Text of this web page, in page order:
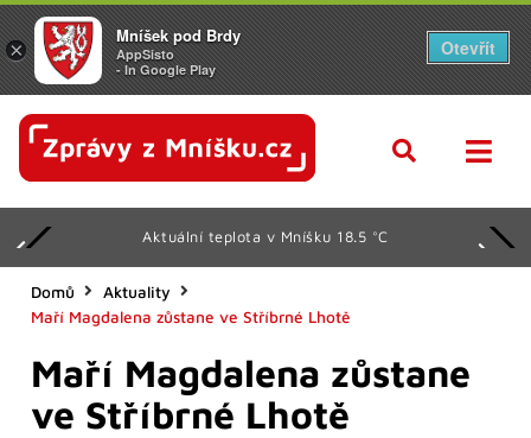
Aktuální teplota v Mníšku 18.5 °C
Domů
Aktuality
Maří Magdalena zůstane ve Stříbrné Lhotě
Maří Magdalena zůstane
ve Stříbrné Lhotě
×
Mníšek pod Brdy
AppSisto
- In Google Play
Otevřít